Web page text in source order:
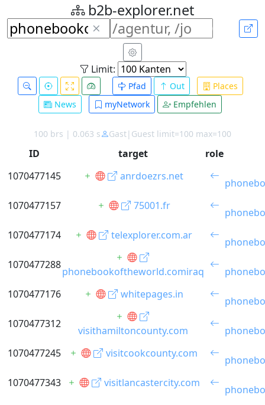
b2b-explorer.net
Limit:
Pfad Out
Places
News
myNetwork Empfehlen
100 brs | 0.063 s Gast|Guest limit=100 max=100
ID target
role
1070477145
anrdoezrs.net
1070477157
75001.fr
1070477174
telexplorer.com.ar
1070477288
phonebookoftheworld.comiraq
1070477176
whitepages.in
1070477312
visithamiltoncounty.com
1070477245
visitcookcounty.com
1070477343
visitlancastercity.com